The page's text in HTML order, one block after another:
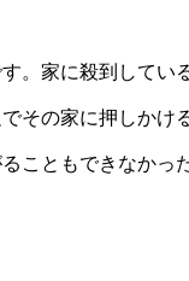
。家に殺到してい
その家に押しかけ
こともできなかっ